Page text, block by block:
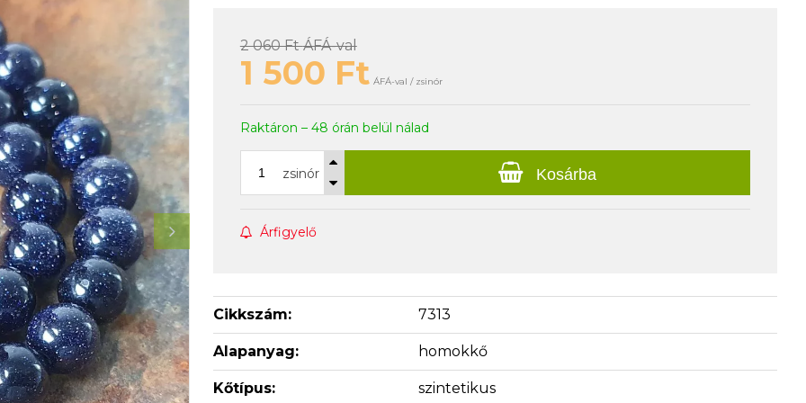
2 060 FtÁFÁ-val
1 500 Ft ÁFÁ-val / zsinór
Raktáron – 48 órán belül nálad
zsinór Kosárba
Árfigyelő
Cikkszám: 7313
Alapanyag: homokkő
Kőtípus: szintetikus